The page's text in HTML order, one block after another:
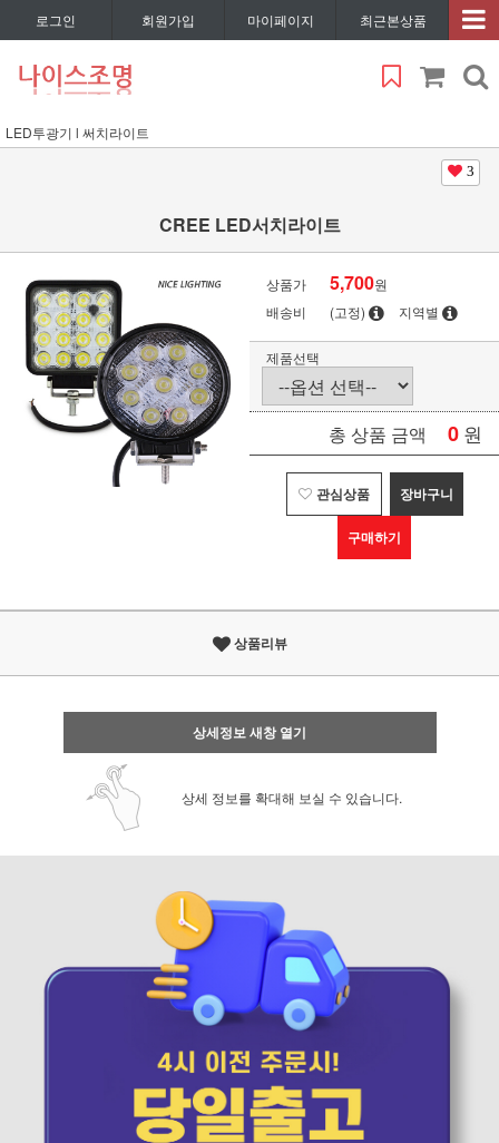
로그인 회원가입 마이페이지 최근본상품
LED투광기 l 써치라이트
3
CREE LED서치라이트
상품가 5,700원
배송비
(고정) 지역별
제품선택
총 상품 금액 0 원
관심상품 장바구니
구매하기
상품리뷰
상세정보 새창 열기
상세 정보를 확대해 보실 수 있습니다.